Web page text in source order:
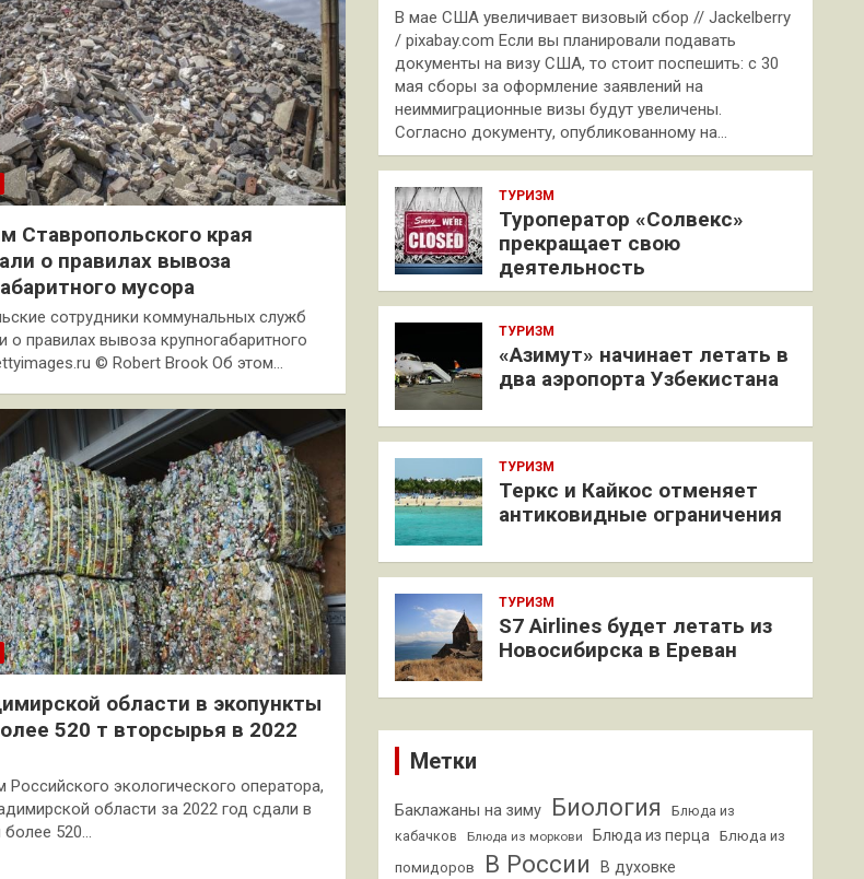
Ставропольского края
о правилах вывоза
мусора
сотрудники коммунальных служб
о правилах вывоза крупногабаритного
© Robert Brook Об этом…
области в экопункты
520 т вторсырья в 2022
экологического оператора,
области за 2022 год сдали в
более 520…
В мае США увеличивает визовый сбор // Jackelberry
/ pixabay.com Если вы планировали подавать
документы на визу США, то стоит поспешить: с 30
мая сборы за оформление заявлений на
неиммиграционные визы будут увеличены.
Согласно документу, опубликованному на…
ТУРИЗМ
Туроператор «Солвекс»
прекращает свою
деятельность
ТУРИЗМ
«Азимут» начинает летать в
два аэропорта Узбекистана
ТУРИЗМ
Теркс и Кайкос отменяет
антиковидные ограничения
ТУРИЗМ
S7 Airlines будет летать из
Новосибирска в Ереван
Метки
Баклажаны на зиму Биология
Блюда из
кабачков
Блюда из моркови Блюда из перца
Блюда из
помидоров
В России В духовке